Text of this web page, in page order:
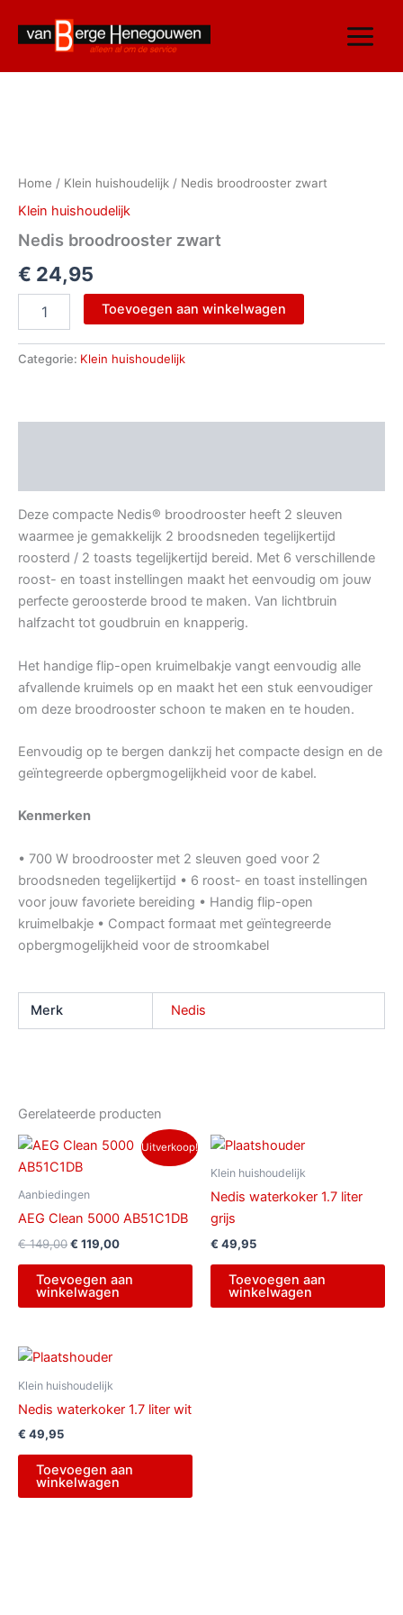
inhoud
Home / Klein huishoudelijk / Nedis broodrooster zwart
Klein huishoudelijk
Nedis broodrooster zwart
€ 24,95
aantal
Toevoegen aan winkelwagen
Categorie: Klein huishoudelijk
Deze compacte Nedis® broodrooster heeft 2 sleuven
waarmee je gemakkelijk 2 broodsneden tegelijkertijd
roosterd / 2 toasts tegelijkertijd bereid. Met 6 verschillende
roost- en toast instellingen maakt het eenvoudig om jouw
perfecte geroosterde brood te maken. Van lichtbruin
halfzacht tot goudbruin en knapperig.
Het handige flip-open kruimelbakje vangt eenvoudig alle
afvallende kruimels op en maakt het een stuk eenvoudiger
om deze broodrooster schoon te maken en te houden.
Eenvoudig op te bergen dankzij het compacte design en de
geïntegreerde opbergmogelijkheid voor de kabel.
Kenmerken
• 700 W broodrooster met 2 sleuven goed voor 2
broodsneden tegelijkertijd • 6 roost- en toast instellingen
voor jouw favoriete bereiding • Handig flip-open
kruimelbakje • Compact formaat met geïntegreerde
opbergmogelijkheid voor de stroomkabel
Merk Nedis
Gerelateerde producten
Uitverkoop!
Aanbiedingen
AEG Clean 5000 AB51C1DB
€149,00
Oorspronkelijke
prijs
was:
€ 119,00
Huidige
prijs
Toevoegen aan
winkelwagen
Klein huishoudelijk
Nedis waterkoker 1.7 liter
grijs
€ 49,95
Toevoegen aan
winkelwagen
Klein huishoudelijk
Nedis waterkoker 1.7 liter wit
€ 49,95
Toevoegen aan
winkelwagen